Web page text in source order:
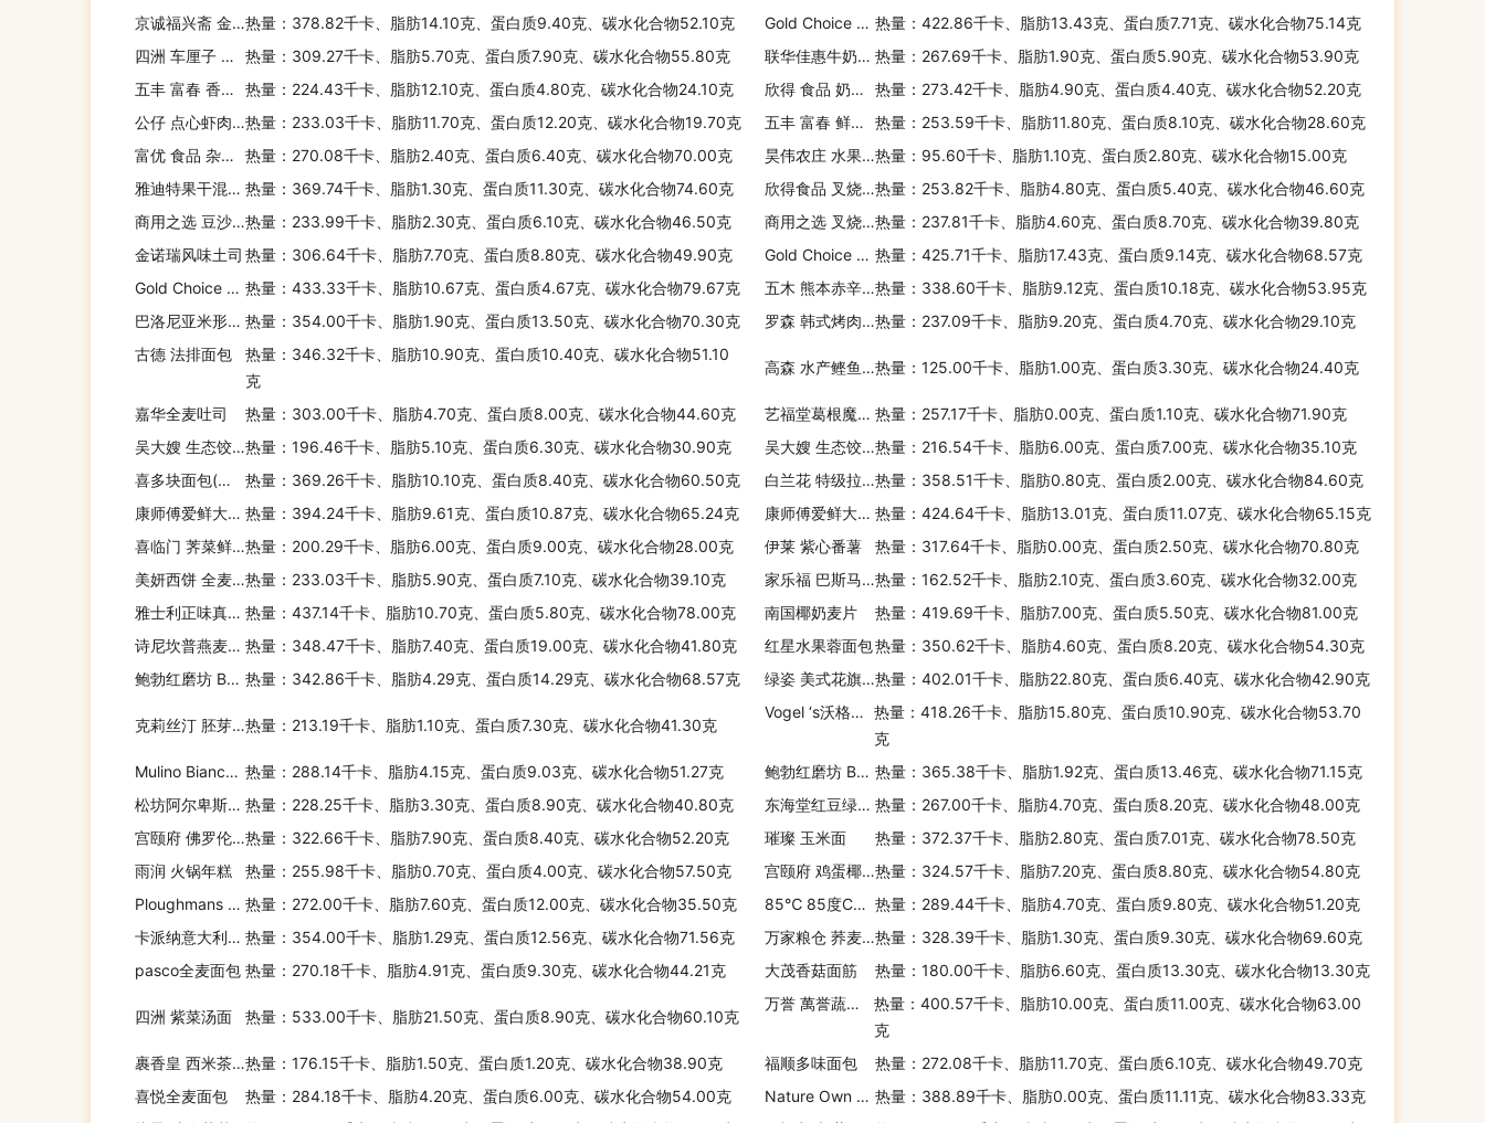
京诚福兴斋 金牌手撕面包(经典原味)热量：378.82千卡、脂肪14.10克、蛋白质9.40克、碳水化合物52.10克 Gold Choice 金宝 即溶绿藻麦片 热量：422.86千卡、脂肪13.43克、蛋白质7.71克、碳水化合物75.14克
四洲 车厘子 牛油排包
热量：309.27千卡、脂肪5.70克、蛋白质7.90克、碳水化合物55.80克 联华佳惠牛奶刀切 热量：267.69千卡、脂肪1.90克、蛋白质5.90克、碳水化合物53.90克
五丰 富春 香菇菜包
热量：224.43千卡、脂肪12.10克、蛋白质4.80克、碳水化合物24.10克 欣得 食品 奶黄包
热量：273.42千卡、脂肪4.90克、蛋白质4.40克、碳水化合物52.20克
公仔 点心虾肉烧卖热量：233.03千卡、脂肪11.70克、蛋白质12.20克、碳水化合物19.70克 五丰 富春 鲜肉包
热量：253.59千卡、脂肪11.80克、蛋白质8.10克、碳水化合物28.60克
富优 食品 杂粮馒头
热量：270.08千卡、脂肪2.40克、蛋白质6.40克、碳水化合物70.00克 昊伟农庄 水果玉米热量：95.60千卡、脂肪1.10克、蛋白质2.80克、碳水化合物15.00克
雅迪特果干混合麦片 热量：369.74千卡、脂肪1.30克、蛋白质11.30克、碳水化合物74.60克 欣得食品 叉烧包热量：253.82千卡、脂肪4.80克、蛋白质5.40克、碳水化合物46.60克
商用之选 豆沙包热量：233.99千卡、脂肪2.30克、蛋白质6.10克、碳水化合物46.50克 商用之选 叉烧包热量：237.81千卡、脂肪4.60克、蛋白质8.70克、碳水化合物39.80克
金诺瑞风味土司 热量：306.64千卡、脂肪7.70克、蛋白质8.80克、碳水化合物49.90克 Gold Choice 金宝 黑芝麻麦片 热量：425.71千卡、脂肪17.43克、蛋白质9.14克、碳水化合物68.57克
Gold Choice 金宝 即溶苹果麦片 热量：433.33千卡、脂肪10.67克、蛋白质4.67克、碳水化合物79.67克 五木 熊本赤辛拉面热量：338.60千卡、脂肪9.12克、蛋白质10.18克、碳水化合物53.95克
巴洛尼亚米形意大利面 热量：354.00千卡、脂肪1.90克、蛋白质13.50克、碳水化合物70.30克 罗森 韩式烤肉饭热量：237.09千卡、脂肪9.20克、蛋白质4.70克、碳水化合物29.10克
古德 法排面包
热量：346.32千卡、脂肪10.90克、蛋白质10.40克、碳水化合物51.10
克
高森 水产鲣鱼汁汤乌冬面热量：125.00千卡、脂肪1.00克、蛋白质3.30克、碳水化合物24.40克
嘉华全麦吐司 热量：303.00千卡、脂肪4.70克、蛋白质8.00克、碳水化合物44.60克 艺福堂葛根魔芋高纤粉 热量：257.17千卡、脂肪0.00克、蛋白质1.10克、碳水化合物71.90克
吴大嫂 生态饺(海参虾仁韭黄馅)热量：196.46千卡、脂肪5.10克、蛋白质6.30克、碳水化合物30.90克 吴大嫂 生态饺(虾仁韭菜鸡蛋馅)热量：216.54千卡、脂肪6.00克、蛋白质7.00克、碳水化合物35.10克
喜多块面包(牛奶味)
热量：369.26千卡、脂肪10.10克、蛋白质8.40克、碳水化合物60.50克 白兰花 特级拉肠粉热量：358.51千卡、脂肪0.80克、蛋白质2.00克、碳水化合物84.60克
康师傅爱鲜大餐精炖排骨面 热量：394.24千卡、脂肪9.61克、蛋白质10.87克、碳水化合物65.24克 康师傅爱鲜大餐秘制辣牛肉面 热量：424.64千卡、脂肪13.01克、蛋白质11.07克、碳水化合物65.15克
喜临门 荠菜鲜肉馄饨热量：200.29千卡、脂肪6.00克、蛋白质9.00克、碳水化合物28.00克 伊莱 紫心番薯
热量：317.64千卡、脂肪0.00克、蛋白质2.50克、碳水化合物70.80克
美妍西饼 全麦餐包热量：233.03千卡、脂肪5.90克、蛋白质7.10克、碳水化合物39.10克 家乐福 巴斯马蒂蒸谷米咖喱饭热量：162.52千卡、脂肪2.10克、蛋白质3.60克、碳水化合物32.00克
雅士利正味真果仁燕麦片 热量：437.14千卡、脂肪10.70克、蛋白质5.80克、碳水化合物78.00克 南国椰奶麦片
热量：419.69千卡、脂肪7.00克、蛋白质5.50克、碳水化合物81.00克
诗尼坎普燕麦麦麸片 热量：348.47千卡、脂肪7.40克、蛋白质19.00克、碳水化合物41.80克 红星水果蓉面包热量：350.62千卡、脂肪4.60克、蛋白质8.20克、碳水化合物54.30克
鲍勃红磨坊 BOB'SREDMILL5GRAINHOTCEREAL 热量：342.86千卡、脂肪4.29克、蛋白质14.29克、碳水化合物68.57克 绿姿 美式花旗面包热量：402.01千卡、脂肪22.80克、蛋白质6.40克、碳水化合物42.90克
克莉丝汀 胚芽法式短棍热量：213.19千卡、脂肪1.10克、蛋白质7.30克、碳水化合物41.30克
Vogel ‘s沃格尔 Vogel's cafe-style luxury muesli 蜂蜜杂果燕麦 热量：418.26千卡、脂肪15.80克、蛋白质10.90克、碳水化合物53.70
克
Mulino Bianco mulino bianco切片面包 热量：288.14千卡、脂肪4.15克、蛋白质9.03克、碳水化合物51.27克 鲍勃红磨坊 BOB'SREDMILL有机7种谷物华夫松饼粉 热量：365.38千卡、脂肪1.92克、蛋白质13.46克、碳水化合物71.15克
松坊阿尔卑斯葵花籽面包 热量：228.25千卡、脂肪3.30克、蛋白质8.90克、碳水化合物40.80克 东海堂红豆绿茶包 热量：267.00千卡、脂肪4.70克、蛋白质8.20克、碳水化合物48.00克
宫颐府 佛罗伦萨面包(豆沙)热量：322.66千卡、脂肪7.90克、蛋白质8.40克、碳水化合物52.20克 璀璨 玉米面
热量：372.37千卡、脂肪2.80克、蛋白质7.01克、碳水化合物78.50克
雨润 火锅年糕
热量：255.98千卡、脂肪0.70克、蛋白质4.00克、碳水化合物57.50克 宫颐府 鸡蛋椰蓉吐司面包热量：324.57千卡、脂肪7.20克、蛋白质8.80克、碳水化合物54.80克
Ploughmans Bakery sunflower + linseed toast 热量：272.00千卡、脂肪7.60克、蛋白质12.00克、碳水化合物35.50克 85℃ 85度C红豆吐司面包 热量：289.44千卡、脂肪4.70克、蛋白质9.80克、碳水化合物51.20克
卡派纳意大利直身面 热量：354.00千卡、脂肪1.29克、蛋白质12.56克、碳水化合物71.56克 万家粮仓 荞麦面热量：328.39千卡、脂肪1.30克、蛋白质9.30克、碳水化合物69.60克
pasco全麦面包 热量：270.18千卡、脂肪4.91克、蛋白质9.30克、碳水化合物44.21克 大茂香菇面筋 热量：180.00千卡、脂肪6.60克、蛋白质13.30克、碳水化合物13.30克
四洲 紫菜汤面 热量：533.00千卡、脂肪21.50克、蛋白质8.90克、碳水化合物60.10克
万誉 萬誉蔬菜燕麦片
热量：400.57千卡、脂肪10.00克、蛋白质11.00克、碳水化合物63.00
克
裹香皇 西米茶点粽热量：176.15千卡、脂肪1.50克、蛋白质1.20克、碳水化合物38.90克 福顺多味面包
热量：272.08千卡、脂肪11.70克、蛋白质6.10克、碳水化合物49.70克
喜悦全麦面包
热量：284.18千卡、脂肪4.20克、蛋白质6.00克、碳水化合物54.00克 Nature Own Brown Rice Powder大自然糙米粉 热量：388.89千卡、脂肪0.00克、蛋白质11.11克、碳水化合物83.33克